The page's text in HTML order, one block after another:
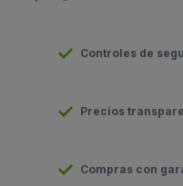
Controles de
Precios
Compras con